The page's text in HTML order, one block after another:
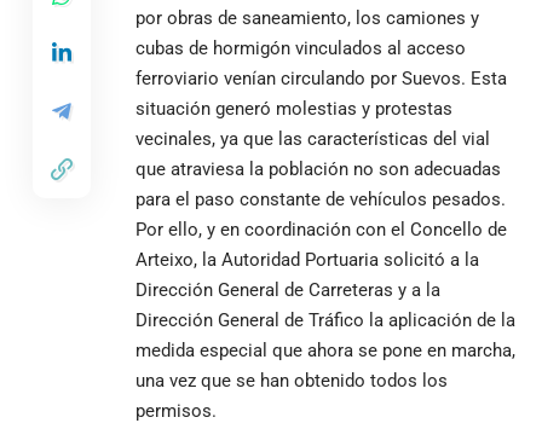
por obras de saneamiento, los camiones y
cubas de hormigón vinculados al acceso
ferroviario venían circulando por Suevos. Esta
situación generó molestias y protestas
vecinales, ya que las características del vial
que atraviesa la población no son adecuadas
para el paso constante de vehículos pesados.
Por ello, y en coordinación con el Concello de
Arteixo, la Autoridad Portuaria solicitó a la
Dirección General de Carreteras y a la
Dirección General de Tráfico la aplicación de la
medida especial que ahora se pone en marcha,
una vez que se han obtenido todos los
permisos.